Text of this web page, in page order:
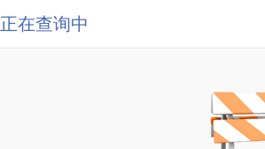
正在查询中